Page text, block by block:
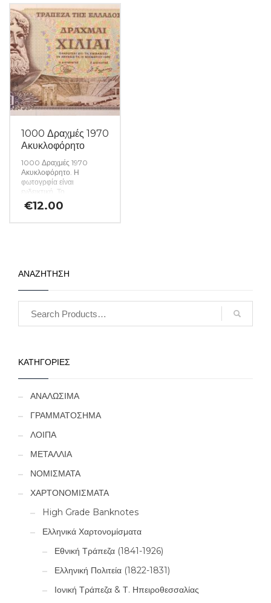
1000 Δραχμές 1970
Ακυκλοφόρητο
1000 Δραχμές 1970
Ακυκλοφόρητο. Η
φωτογρφία είναι
ενδεικτική. Το
χαρτονόμισμα που θα σας
αποσταλεί θα είναι σε
€12.00
ΑΝΑΖΗΤΗΣΗ
ΚΑΤΗΓΟΡΙΕΣ
ΑΝΑΛΩΣΙΜΑ
ΓΡΑΜΜΑΤΟΣΗΜΑ
ΛΟΙΠΑ
ΜΕΤΑΛΛΙΑ
ΝΟΜΙΣΜΑΤΑ
ΧΑΡΤΟΝΟΜΙΣΜΑΤΑ
High Grade Banknotes
Ελληνικά Χαρτονομίσματα
Εθνική Τράπεζα (1841-1926)
Ελληνική Πολιτεία (1822-1831)
Ιονική Τράπεζα & Τ. Ηπειροθεσσαλίας